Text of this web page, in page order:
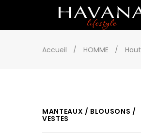
Accueil HOMME Haut
MANTEAUX / BLOUSONS /
VESTES